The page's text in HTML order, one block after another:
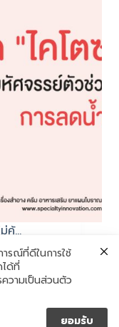
คุ้…
รณ์ที่ดีในการใช้
ด้ที่
วามเป็นส่วนตัว
ยอมรับ